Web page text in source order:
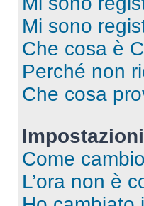
Mi sono
Che cosa è
Perché non
Che cosa
Come
L’ora non è